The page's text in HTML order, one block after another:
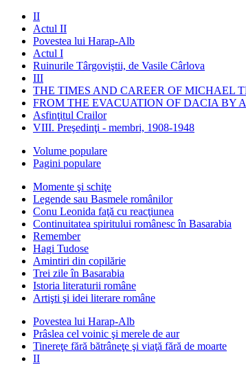
II
Actul II
Povestea lui Harap-Alb
Actul I
Ruinurile Târgoviştii, de Vasile Cârlova
III
THE TIMES AND CAREER OF MICHAEL
FROM THE EVACUATION OF DACIA BY
Asfinţitul Crailor
VIII. Preşedinţi - membri, 1908-1948
Volume populare
Pagini populare
Momente şi schiţe
Legende sau Basmele românilor
Conu Leonida faţă cu reacţiunea
Continuitatea spiritului românesc în Basarabia
Remember
Hagi Tudose
Amintiri din copilărie
Trei zile în Basarabia
Istoria literaturii române
Artişti şi idei literare române
Povestea lui Harap-Alb
Prâslea cel voinic şi merele de aur
Tinereţe fără bătrâneţe şi viaţă fără de moarte
II